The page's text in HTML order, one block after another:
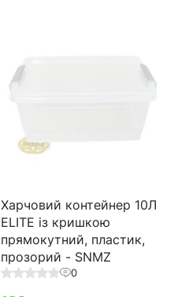
Харчовий контейнер 10Л
ELITE із кришкою
прямокутний, пластик,
прозорий - SNMZ
0